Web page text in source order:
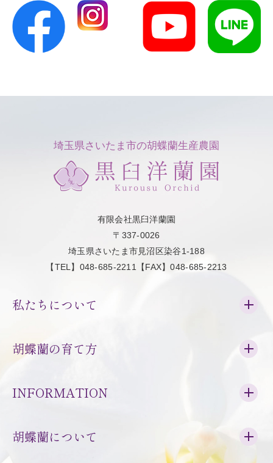
埼玉県さいたま市の胡蝶蘭生産農園
有限会社黒臼洋蘭園
〒337-0026
埼玉県さいたま市見沼区染谷1-188
【TEL】048-685-2211【FAX】048-685-2213
私たちについて
胡蝶蘭の育て方
INFORMATION
胡蝶蘭について